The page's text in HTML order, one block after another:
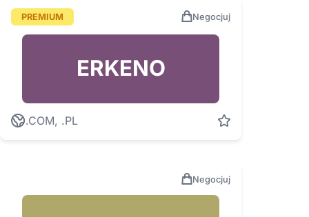
PREMIUM Negocjuj
ERKENO
.COM, .PL
Negocjuj